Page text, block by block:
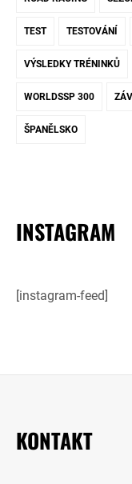
TEST TESTOVÁNÍ
VÝSLEDKY TRÉNINKŮ
WORLDSSP 300
ŠPANĚLSKO
INSTAGRAM
[instagram-feed]
KONTAKT